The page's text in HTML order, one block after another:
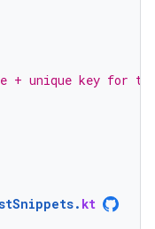
+ unique key for
. kt